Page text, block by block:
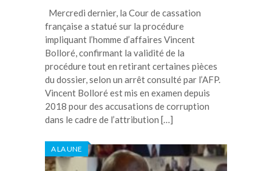
Mercredi dernier, la Cour de cassation
française a statué sur la procédure
impliquant l’homme d’affaires Vincent
Bolloré, confirmant la validité de la
procédure tout en retirant certaines pièces
du dossier, selon un arrêt consulté par l’AFP.
Vincent Bolloré est mis en examen depuis
2018 pour des accusations de corruption
dans le cadre de l’attribution […]
A LA UNE